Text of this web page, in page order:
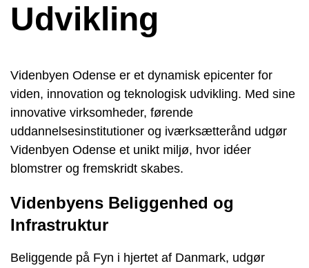
Udvikling
Videnbyen Odense er et dynamisk epicenter for
viden, innovation og teknologisk udvikling. Med sine
innovative virksomheder, førende
uddannelsesinstitutioner og iværksætterånd udgør
Videnbyen Odense et unikt miljø, hvor idéer
blomstrer og fremskridt skabes.
Videnbyens Beliggenhed og
Infrastruktur
Beliggende på Fyn i hjertet af Danmark, udgør